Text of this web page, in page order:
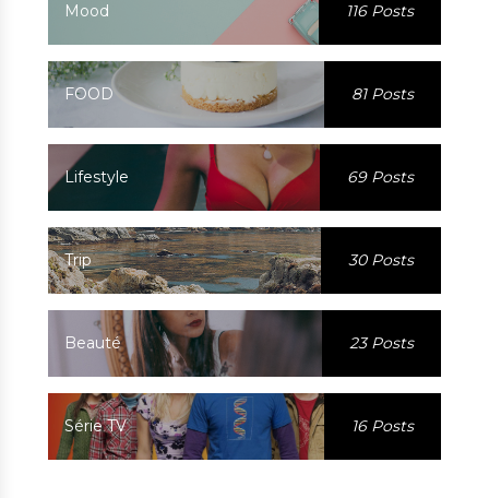
Mood 116 Posts
FOOD 81 Posts
Lifestyle 69 Posts
Trip 30 Posts
Beauté 23 Posts
Série TV 16 Posts